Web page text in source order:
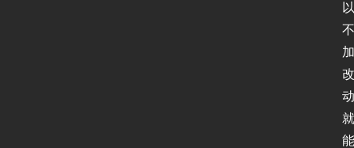
以
不
加
改
动
就
能